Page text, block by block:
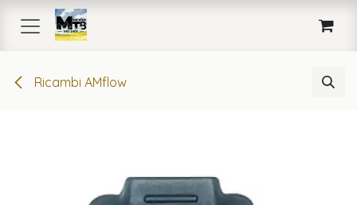
Passa al contenuto
Ricambi AMflow